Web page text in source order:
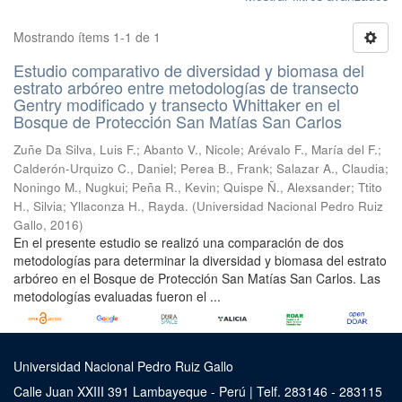
Mostrando ítems 1-1 de 1
Estudio comparativo de diversidad y biomasa del
estrato arbóreo entre metodologías de transecto
Gentry modificado y transecto Whittaker en el
Bosque de Protección San Matías San Carlos
Zuñe Da Silva, Luis F.; Abanto V., Nicole; Arévalo F., María del F.;
Calderón-Urquizo C., Daniel; Perea B., Frank; Salazar A., Claudia;
Noningo M., Nugkui; Peña R., Kevin; Quispe Ñ., Alexsander; Ttito
H., Silvia; Yllaconza H., Rayda. (Universidad Nacional Pedro Ruiz
Gallo, 2016)
En el presente estudio se realizó una comparación de dos
metodologías para determinar la diversidad y biomasa del estrato
arbóreo en el Bosque de Protección San Matías San Carlos. Las
metodologías evaluadas fueron el ...
Universidad Nacional Pedro Ruiz Gallo
Calle Juan XXIII 391 Lambayeque - Perú | Telf. 283146 - 283115